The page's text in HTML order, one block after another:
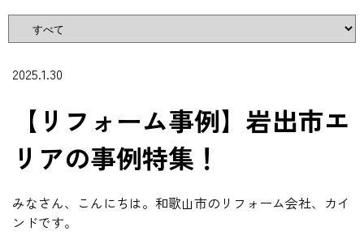
2025.1.30
【リフォーム事例】岩出市エ
リアの事例特集！
みなさん、こんにちは。和歌山市のリフォーム会社、カイ
ンドです。